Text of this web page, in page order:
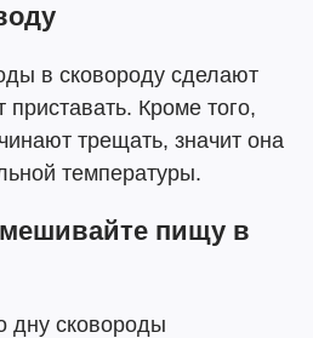
в сковороду сделают
приставать. Кроме того,
трещать, значит она
температуры.
пищу в
дну сковороды